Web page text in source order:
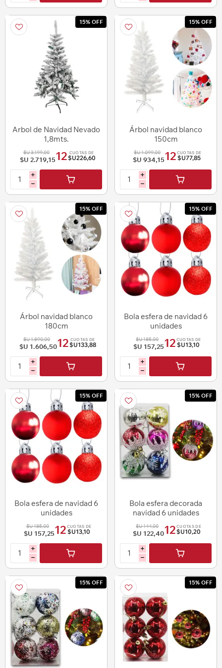
15% OFF
Arbol de Navidad Nevado
1,8mts.
$U 3.199,00
$U 2.719,1512 CUOTAS DE
$U226,60
i
h
15% OFF
Árbol navidad blanco
150cm
$U 1.099,00
$U 934,1512 CUOTAS DE
$U77,85
i
h
15% OFF
Árbol navidad blanco
180cm
$U 1.890,00
$U 1.606,5012 CUOTAS DE
$U133,88
i
h
15% OFF
Bola esfera de navidad 6
unidades
$U 185,00
$U 157,2512 CUOTAS DE
$U13,10
i
h
15% OFF
Bola esfera de navidad 6
unidades
$U 185,00
$U 157,2512 CUOTAS DE
$U13,10
i
h
15% OFF
Bola esfera decorada
navidad 6 unidades
$U 144,00
$U 122,4012 CUOTAS DE
$U10,20
i
h
15% OFF 15% OFF